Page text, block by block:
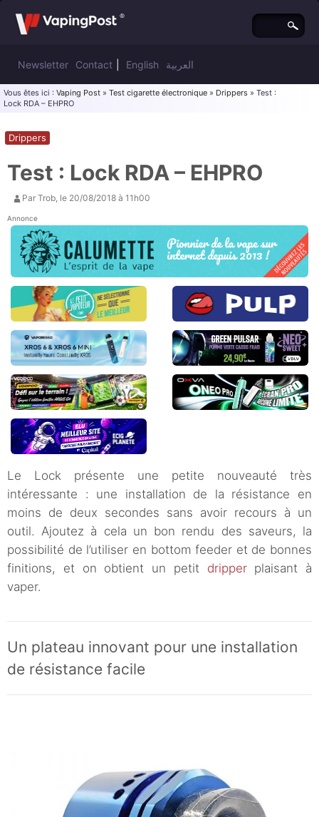
Newsletter Contact English العربية
Vous êtes ici : Vaping Post » Test cigarette électronique » Drippers » Test :
Lock RDA – EHPRO
Test : Lock RDA – EHPRO
Drippers
Par Trob, le 20/08/2018 à 11h00
Annonce
Le Lock présente une petite nouveauté très
intéressante : une installation de la résistance en
moins de deux secondes sans avoir recours à un
outil. Ajoutez à cela un bon rendu des saveurs, la
possibilité de l’utiliser en bottom feeder et de bonnes
finitions, et on obtient un petit dripperplaisant à
vaper.
Un plateau innovant pour une installation
de résistance facile